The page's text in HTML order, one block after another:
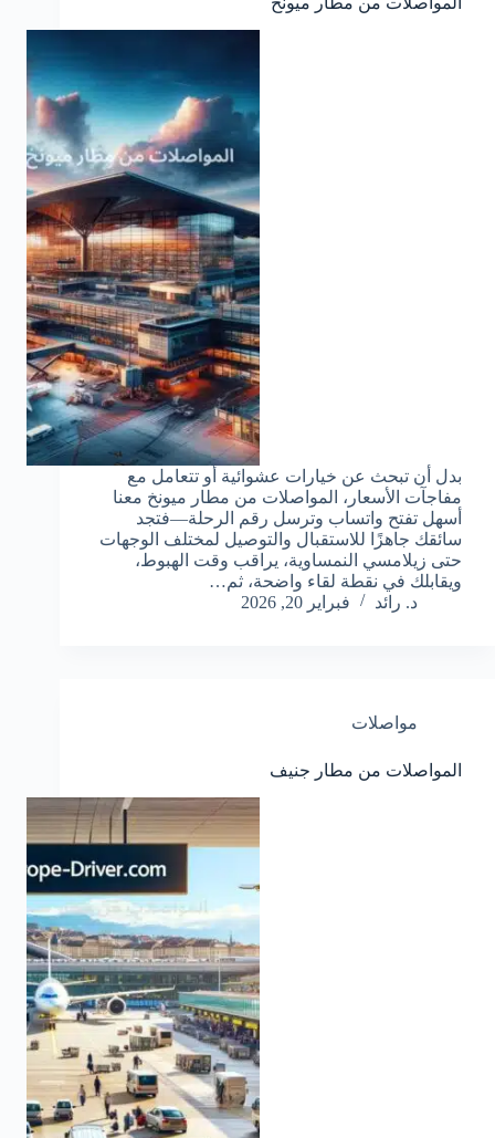
بدل أن تبحث عن خيارات عشوائية أو تتعامل مع
مفاجآت الأسعار، المواصلات من مطار ميونخ معنا
أسهل تفتح واتساب وترسل رقم الرحلة—فتجد
سائقك جاهزًا للاستقبال والتوصيل لمختلف الوجهات
حتى زيلامسي النمساوية، يراقب وقت الهبوط،
ويقابلك في نقطة لقاء واضحة، ثم…
د. رائد
فبراير 20, 2026
مواصلات
المواصلات من مطار جنيف